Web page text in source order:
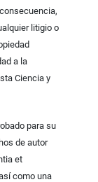
litigio o
a la
Ciencia y
para su
de autor
et
como una